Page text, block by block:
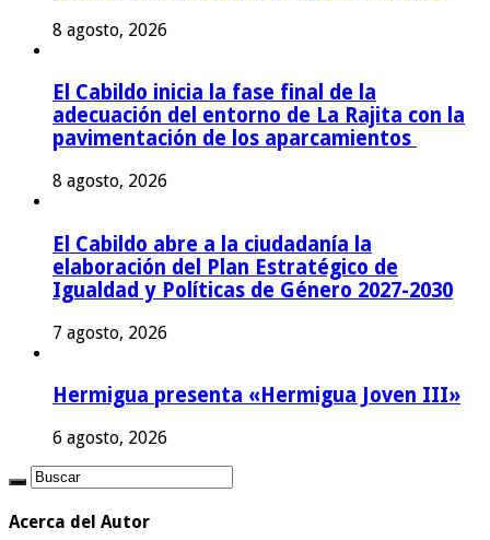
8 agosto, 2026
El Cabildo inicia la fase final de la
adecuación del entorno de La Rajita con la
pavimentación de los aparcamientos
8 agosto, 2026
El Cabildo abre a la ciudadanía la
elaboración del Plan Estratégico de
Igualdad y Políticas de Género 2027-2030
7 agosto, 2026
Hermigua presenta «Hermigua Joven III»
6 agosto, 2026
Acerca del Autor